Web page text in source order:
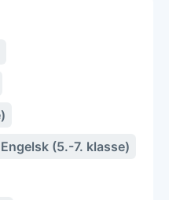
Engelsk (5.-7. klasse)